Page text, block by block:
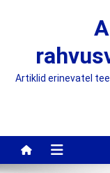
Artiklid erinevatel